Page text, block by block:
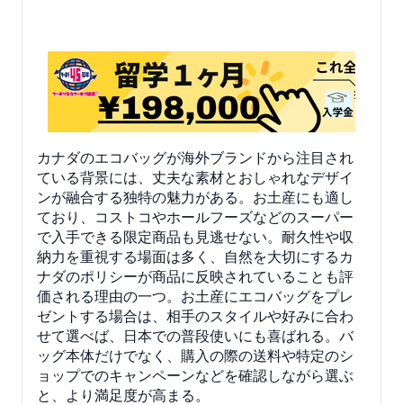
カナダのエコバッグが海外ブランドから注目され
ている背景には、丈夫な素材とおしゃれなデザイ
ンが融合する独特の魅力がある。お土産にも適し
ており、コストコやホールフーズなどのスーパー
で入手できる限定商品も見逃せない。耐久性や収
納力を重視する場面は多く、自然を大切にするカ
ナダのポリシーが商品に反映されていることも評
価される理由の一つ。お土産にエコバッグをプレ
ゼントする場合は、相手のスタイルや好みに合わ
せて選べば、日本での普段使いにも喜ばれる。バ
ッグ本体だけでなく、購入の際の送料や特定のシ
ョップでのキャンペーンなどを確認しながら選ぶ
と、より満足度が高まる。